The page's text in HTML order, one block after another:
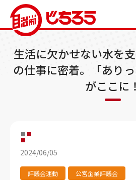
生活に欠かせない水を
の仕事に密着。「ありっ
がここに！
2024/06/05
評議会運動 公営企業評議会